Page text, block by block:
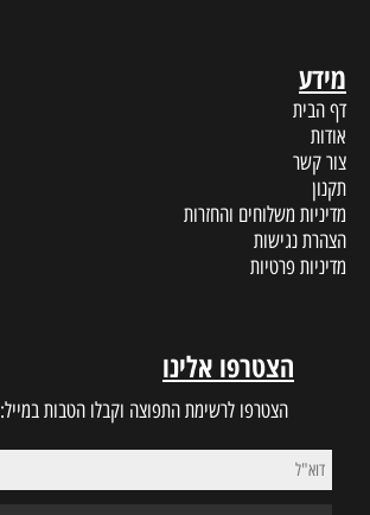
מידע
דף הבית
אודות
צור קשר
תקנון
מדיניות משלוחים והחזרות
הצהרת נגישות
מדיניות פרטיות
הצטרפו אלינו
הצטרפו לרשימת התפוצה וקבלו הטבות במייל: